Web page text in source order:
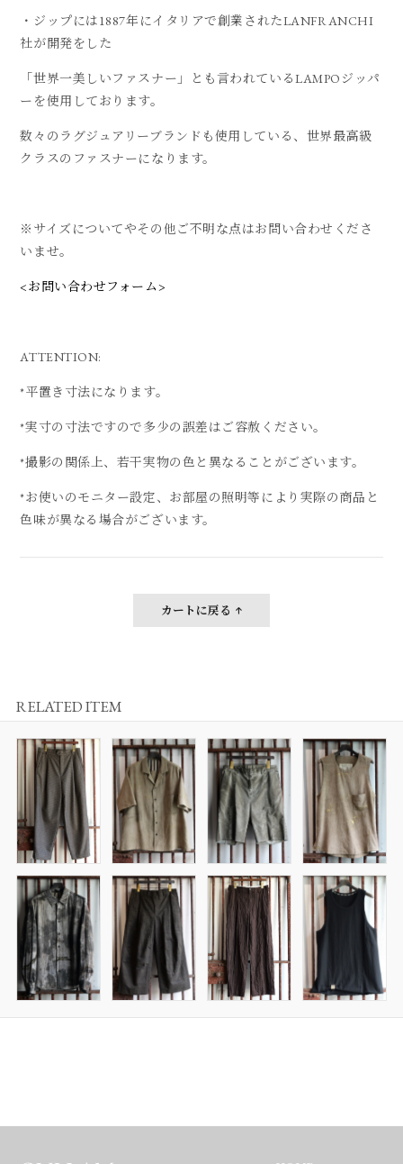
・ジップには1887年にイタリアで創業されたLANFRANCHI
社が開発をした
「世界一美しいファスナー」とも言われているLAMPOジッパ
ーを使用しております。
数々のラグジュアリーブランドも使用している、世界最高級
クラスのファスナーになります。
※サイズについてやその他ご不明な点はお問い合わせくださ
いませ。
<お問い合わせフォーム>
ATTENTION:
*平置き寸法になります。
*実寸の寸法ですので多少の誤差はご容赦ください。
*撮影の関係上、若干実物の色と異なることがございます。
*お使いのモニター設定、お部屋の照明等により実際の商品と
色味が異なる場合がございます。
カートに戻る
RELATED ITEM